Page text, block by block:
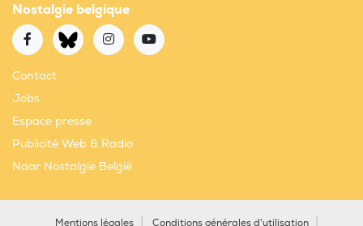
Nostalgie belgique
Contact
Jobs
Espace presse
Publicité Web & Radio
Naar Nostalgie België
Mentions légales Conditions générales d'utilisation